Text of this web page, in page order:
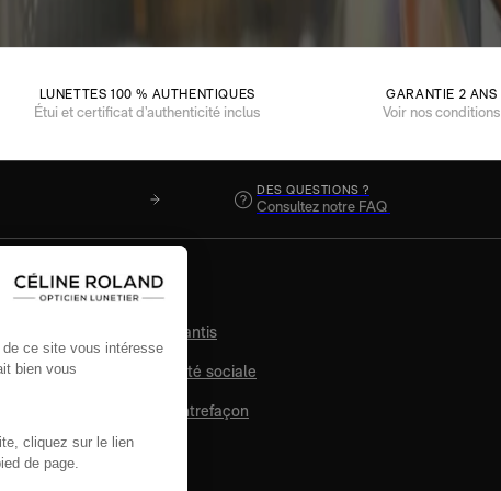
LUNETTES 100 % AUTHENTIQUES
Étui et certificat d’authenticité inclus
GARANTIE 2 ANS
Voir nos conditions
DES QUESTIONS ?
Consultez notre FAQ
Nos engagements
Produits authentiques garantis
Remplacement des verres
Agréé Mutuelles et Sécurité sociale
Engagement contre la contrefaçon